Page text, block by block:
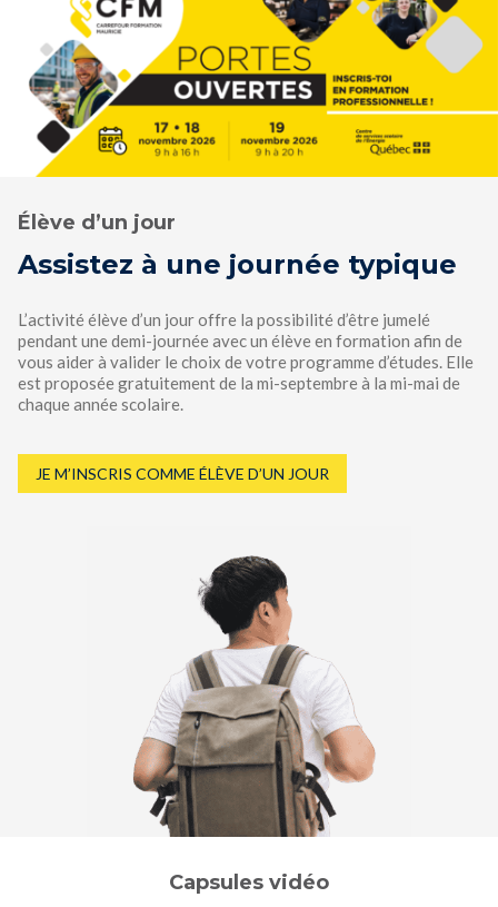
Élève d’un jour
Assistez à une journée typique
L’activité élève d’un jour offre la possibilité d’être jumelé
pendant une demi-journée avec un élève en formation afin de
vous aider à valider le choix de votre programme d’études. Elle
est proposée gratuitement de la mi-septembre à la mi-mai de
chaque année scolaire.
JE M’INSCRIS COMME ÉLÈVE D’UN JOUR
Capsules vidéo